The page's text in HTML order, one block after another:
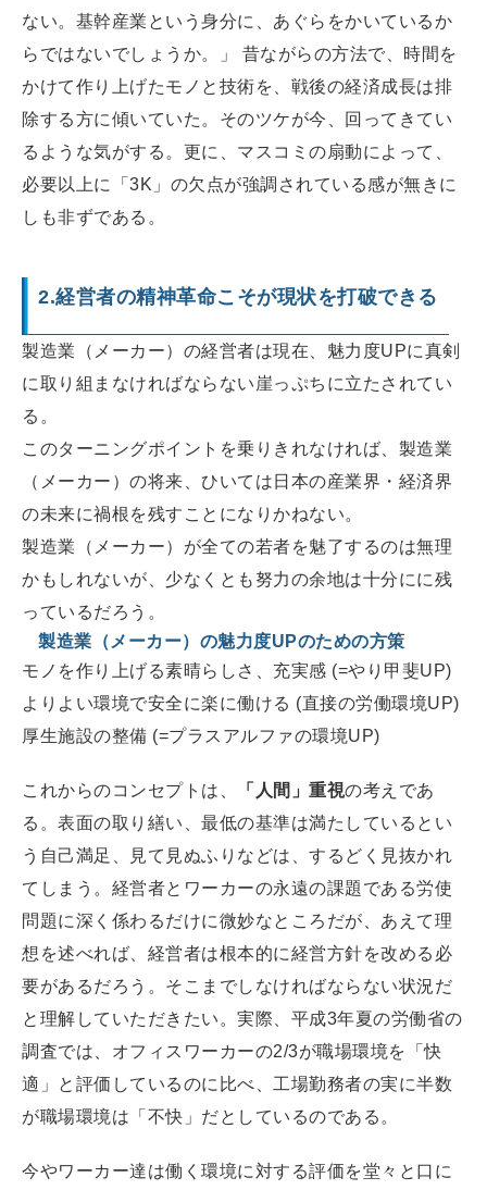
ない。基幹産業という身分に、あぐらをかいているか
らではないでしょうか。」 昔ながらの方法で、時間を
かけて作り上げたモノと技術を、戦後の経済成長は排
除する方に傾いていた。そのツケが今、回ってきてい
るような気がする。更に、マスコミの扇動によって、
必要以上に「3K」の欠点が強調されている感が無きに
しも非ずである。
2.経営者の精神革命こそが現状を打破できる
製造業（メーカー）の経営者は現在、魅力度UPに真剣
に取り組まなければならない崖っぷちに立たされてい
る。
このターニングポイントを乗りきれなければ、製造業
（メーカー）の将来、ひいては日本の産業界・経済界
の未来に禍根を残すことになりかねない。
製造業（メーカー）が全ての若者を魅了するのは無理
かもしれないが、少なくとも努力の余地は十分にに残
っているだろう。
製造業（メーカー）の魅力度UPのための方策
モノを作り上げる素晴らしさ、充実感 (=やり甲斐UP)
よりよい環境で安全に楽に働ける (直接の労働環境UP)
厚生施設の整備 (=プラスアルファの環境UP)
これからのコンセプトは、 「人間」重視の考えであ
る。表面の取り繕い、最低の基準は満たしているとい
う自己満足、見て見ぬふりなどは、するどく見抜かれ
てしまう。経営者とワーカーの永遠の課題である労使
問題に深く係わるだけに微妙なところだが、あえて理
想を述べれば、経営者は根本的に経営方針を改める必
要があるだろう。そこまでしなければならない状況だ
と理解していただきたい。実際、平成3年夏の労働省の
調査では、オフィスワーカーの2/3が職場環境を「快
適」と評価しているのに比べ、工場勤務者の実に半数
が職場環境は「不快」だとしているのである。
今やワーカー達は働く環境に対する評価を堂々と口に